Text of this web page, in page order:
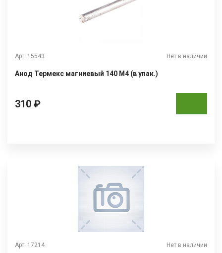
Арт. 15543 Нет в наличии
Анод Термекс магниевый 140 М4 (в упак.)
310 ₽
Арт. 17214 Нет в наличии